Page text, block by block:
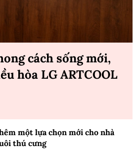
cách sống mới,
hòa LG ARTCOOL
một lựa chọn mới cho nhà
thú cưng